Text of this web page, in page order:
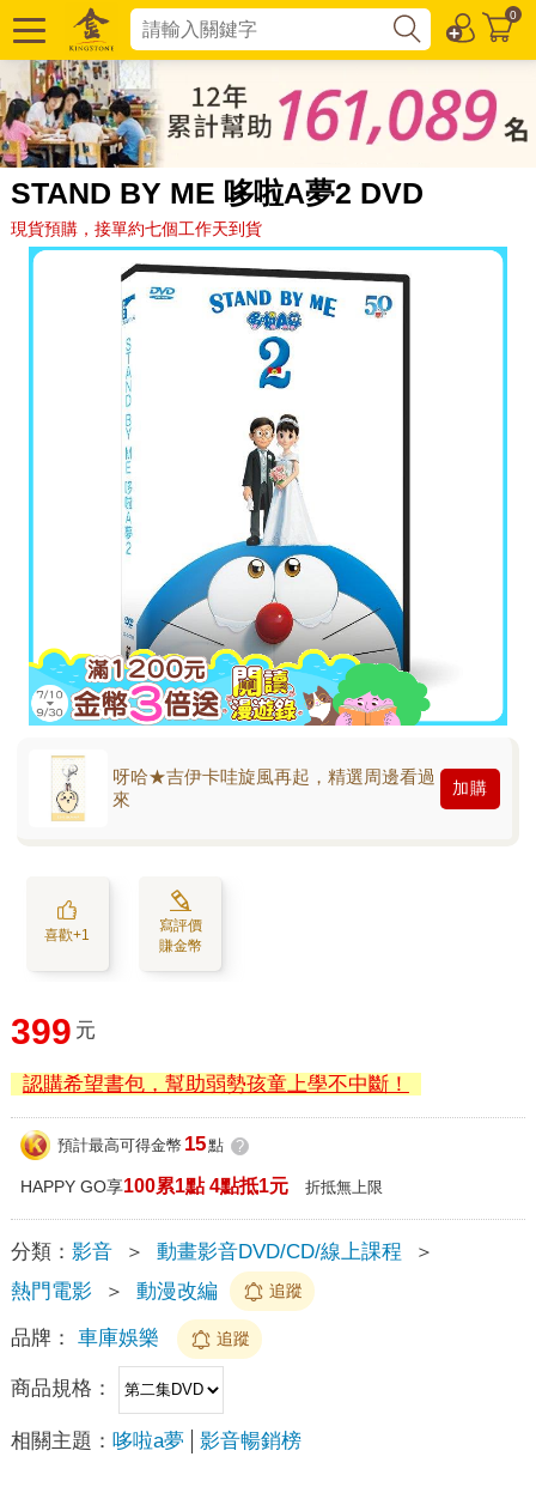
0
STAND BY ME 哆啦A夢2 DVD
現貨預購，接單約七個工作天到貨
呀哈★吉伊卡哇旋風再起，精選周邊看過
來
加購
喜歡+1
寫評價
賺金幣
399 元
認購希望書包，幫助弱勢孩童上學不中斷！
預計最高可得金幣 15點 ?
HAPPY GO享100累1點 4點抵1元 折抵無上限
分類： 影音 ＞ 動畫影音DVD/CD/線上課程
＞
熱門電影
＞ 動漫改編 追蹤
品牌： 車庫娛樂 追蹤
商品規格：
相關主題： 哆啦a夢 影音暢銷榜